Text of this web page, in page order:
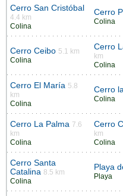
Cerro San Cristóbal
4.4 km
Colina
Cerro
Colina
Cerro Ceibo 5.1 km
Colina
Cerro
km
Colina
Cerro El María 5.8
km
Colina
Cerro
Colina
Cerro La Palma 7.6
km
Colina
Cerro
km
Colina
Cerro Santa
Catalina 8.5 km
Colina
Playa
Playa